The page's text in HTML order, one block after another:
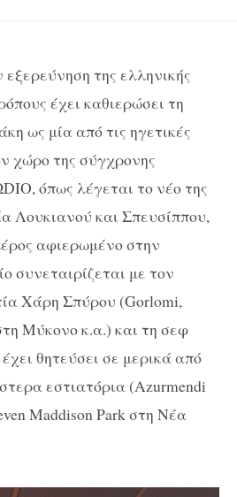
της ελληνικής
έχει καθιερώσει τη
ως μία από τις ηγετικές
χώρο της σύγχρονης
όπως λέγεται το νέο της
Λουκιανού και Σπευσίππου,
αφιερωμένο στην
συνεταιρίζεται με τον
Χάρη Σπύρου (Gorlomi,
Μύκονο κ.α.) και τη σεφ
θητεύσει σε μερικά από
εστιατόρια (Azurmendi
Maddison Park στη Νέα